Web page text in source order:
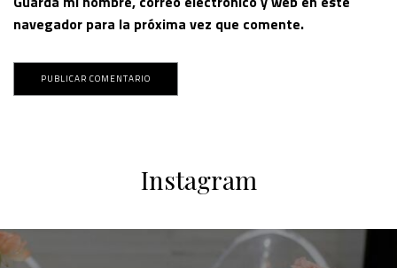
navegador para la próxima vez que comente.
Instagram